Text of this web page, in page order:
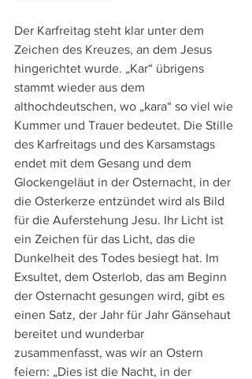
Der Karfreitag steht klar unter dem
Zeichen des Kreuzes, an dem Jesus
hingerichtet wurde. „Kar“ übrigens
stammt wieder aus dem
althochdeutschen, wo „kara“ so viel wie
Kummer und Trauer bedeutet. Die Stille
des Karfreitags und des Karsamstags
endet mit dem Gesang und dem
Glockengeläut in der Osternacht, in der
die Osterkerze entzündet wird als Bild
für die Auferstehung Jesu. Ihr Licht ist
ein Zeichen für das Licht, das die
Dunkelheit des Todes besiegt hat. Im
Exsultet, dem Osterlob, das am Beginn
der Osternacht gesungen wird, gibt es
einen Satz, der Jahr für Jahr Gänsehaut
bereitet und wunderbar
zusammenfasst, was wir an Ostern
feiern: „Dies ist die Nacht, in der